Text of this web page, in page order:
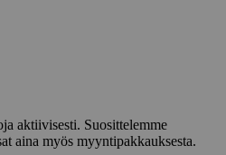
aktiivisesti. Suosittelemme
aina myös myyntipakkauksesta.